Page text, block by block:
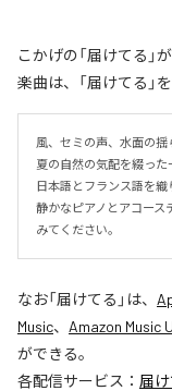
こかげの「届けてる
楽曲は、「届けてる」
風、セミの声、水面の
夏の自然の気配を綴った
日本語とフランス語を織
静かなピアノとアコース
みてください。
なお「届けてる 」は、
Music、 Amazon Music
ができる。
各配信サービス： 届